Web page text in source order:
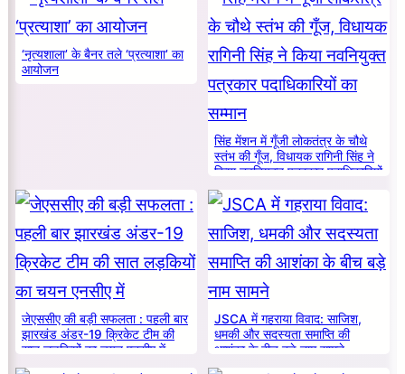
‘नृत्यशाला’ के बैनर तले ‘प्रत्याशा’ का
आयोजन
सिंह मेंशन में गूँजी लोकतंत्र के चौथे
स्तंभ की गूँज, विधायक रागिनी सिंह ने
किया नवनियुक्त पत्रकार पदाधिकारियों
का सम्मान
जेएससीए की बड़ी सफलता : पहली बार
झारखंड अंडर-19 क्रिकेट टीम की
सात लड़कियों का चयन एनसीए में
JSCA में गहराया विवाद: साजिश,
धमकी और सदस्यता समाप्ति की
आशंका के बीच बड़े नाम सामने